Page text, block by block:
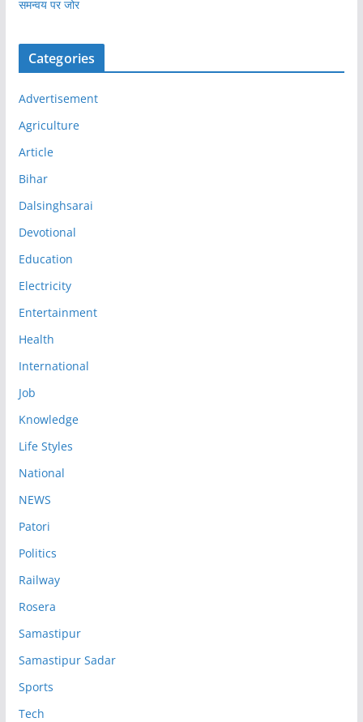
समन्वय पर जोर
Categories
Advertisement
Agriculture
Article
Bihar
Dalsinghsarai
Devotional
Education
Electricity
Entertainment
Health
International
Job
Knowledge
Life Styles
National
NEWS
Patori
Politics
Railway
Rosera
Samastipur
Samastipur Sadar
Sports
Tech